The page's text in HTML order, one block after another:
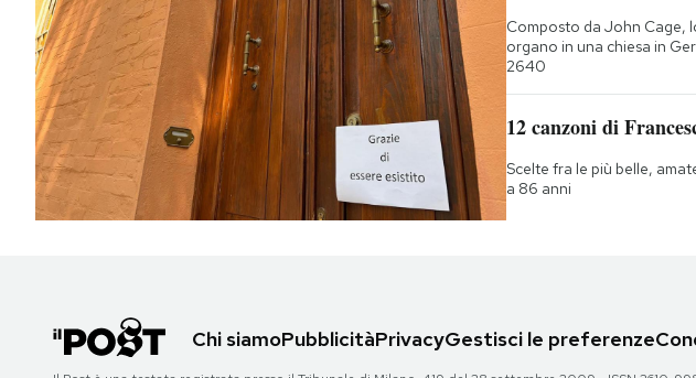
Composto da John Cage,
organo in una chiesa in
2640
12 canzoni di
Scelte fra le più belle,
a 86 anni
Chi siamoPubblicitàPrivacyGestisci le preferenze